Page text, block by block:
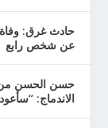
حادث غرق:
عن شخص رابع
حسن الحسن من
الاندماج: